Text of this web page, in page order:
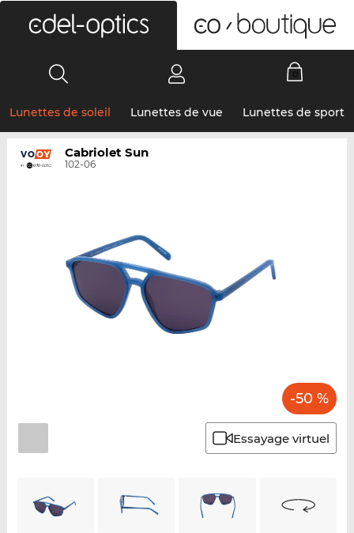
Lunettes de soleil Lunettes de vue Lunettes de sport
Cabriolet Sun
102-06
-50 %
Essayage virtuel